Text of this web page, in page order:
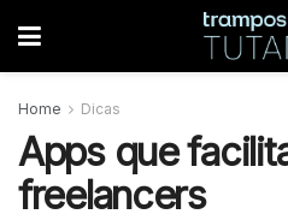
Home Dicas
Apps que
freelancers